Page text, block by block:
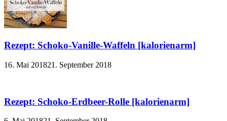
Rezept: Schoko-Vanille-Waffeln [kalorienarm]
16. Mai 201821. September 2018
Rezept: Schoko-Erdbeer-Rolle [kalorienarm]